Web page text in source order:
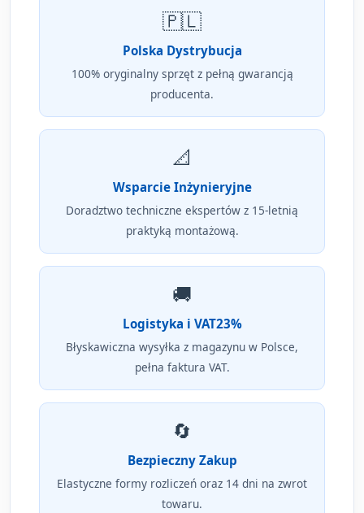
🇵🇱
Polska Dystrybucja
100% oryginalny sprzęt z pełną gwarancją
producenta.
📐
Wsparcie Inżynieryjne
Doradztwo techniczne ekspertów z 15-letnią
praktyką montażową.
🚚
Logistyka i VAT23%
Błyskawiczna wysyłka z magazynu w Polsce,
pełna faktura VAT.
🔄
Bezpieczny Zakup
Elastyczne formy rozliczeń oraz 14 dni na zwrot
towaru.